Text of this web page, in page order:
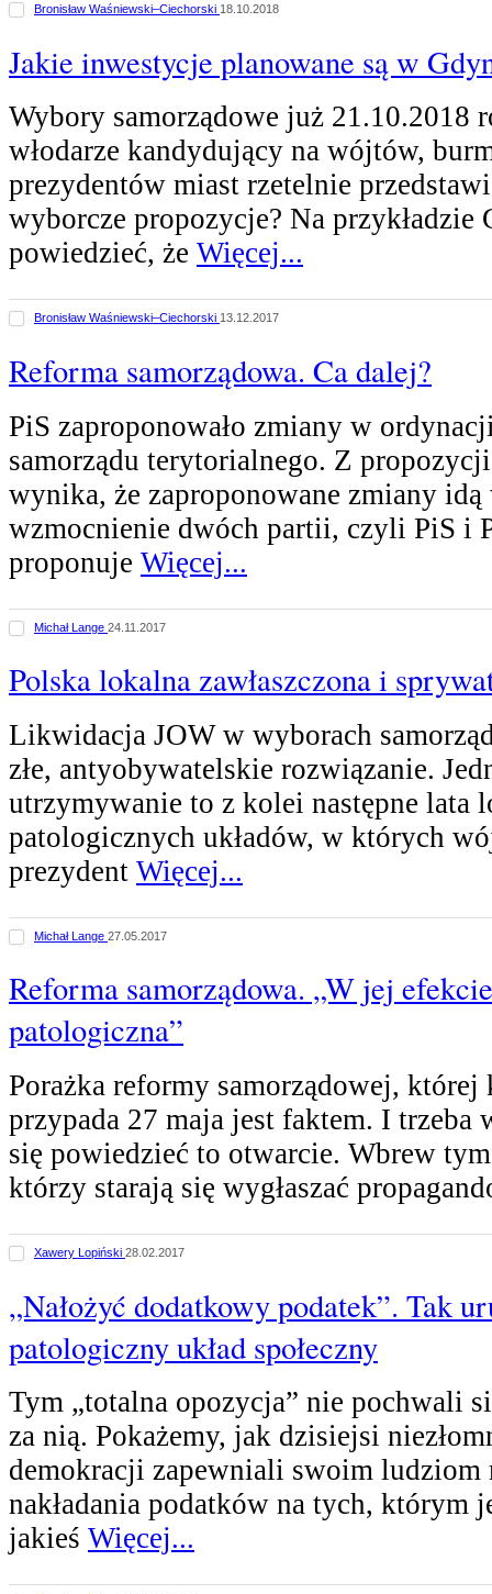
Bronisław Waśniewski–Ciechorski 18.10.2018
Jakie inwestycje planowane są w
Wybory samorządowe już 21.10.2018
włodarze kandydujący na wójtów,
prezydentów miast rzetelnie
wyborcze propozycje? Na przykładzie
powiedzieć, że Więcej...
Bronisław Waśniewski–Ciechorski 13.12.2017
Reforma samorządowa. Ca dalej?
PiS zaproponowało zmiany w
samorządu terytorialnego. Z
wynika, że zaproponowane zmiany
wzmocnienie dwóch partii, czyli PiS i
proponuje Więcej...
Michał Lange 24.11.2017
Polska lokalna zawłaszczona i
Likwidacja JOW w wyborach
złe, antyobywatelskie rozwiązanie.
utrzymywanie to z kolei następne lata
patologicznych układów, w których
prezydent Więcej...
Michał Lange 27.05.2017
Reforma samorządowa. „W jej
patologiczna”
Porażka reformy samorządowej, której
przypada 27 maja jest faktem. I trzeba
się powiedzieć to otwarcie. Wbrew
którzy starają się wygłaszać
Xawery Lopiński 28.02.2017
„Nałożyć dodatkowy podatek”. Tak
patologiczny układ społeczny
Tym „totalna opozycja” nie pochwali
za nią. Pokażemy, jak dzisiejsi
demokracji zapewniali swoim
nakładania podatków na tych, którym
jakieś Więcej...